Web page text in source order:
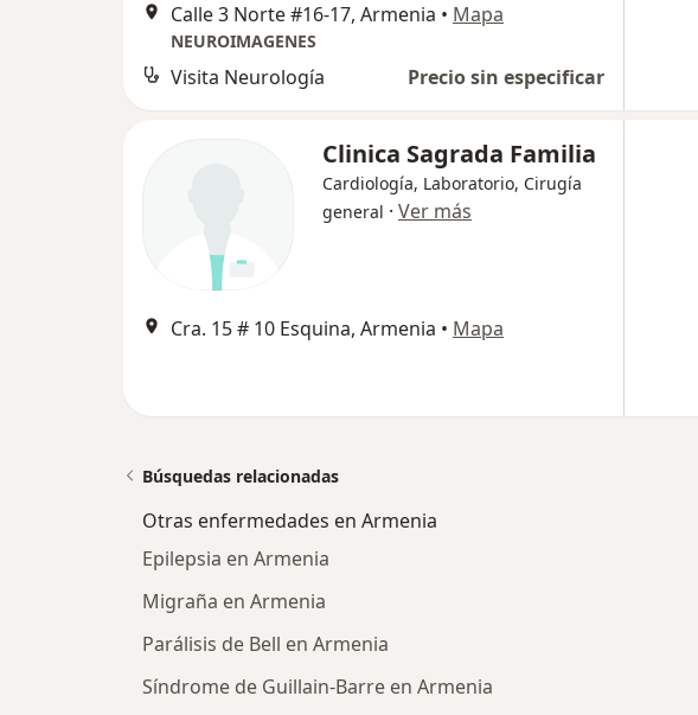
Calle 3 Norte #16-17, Armenia • Mapa
NEUROIMAGENES
Visita Neurología Precio sin especificar
Clinica Sagrada Familia
Cardiología, Laboratorio, Cirugía
general · Ver más
Cra. 15 # 10 Esquina, Armenia • Mapa
Búsquedas relacionadas
Otras enfermedades en Armenia
Epilepsia en Armenia
Migraña en Armenia
Parálisis de Bell en Armenia
Síndrome de Guillain-Barre en Armenia